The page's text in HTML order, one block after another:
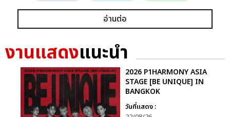
อ่านต่อ
งานแสดงแนะนำ
2026 P1HARMONY ASIA
STAGE [BE UNIQUE] IN
BANGKOK
วันที่แสดง :